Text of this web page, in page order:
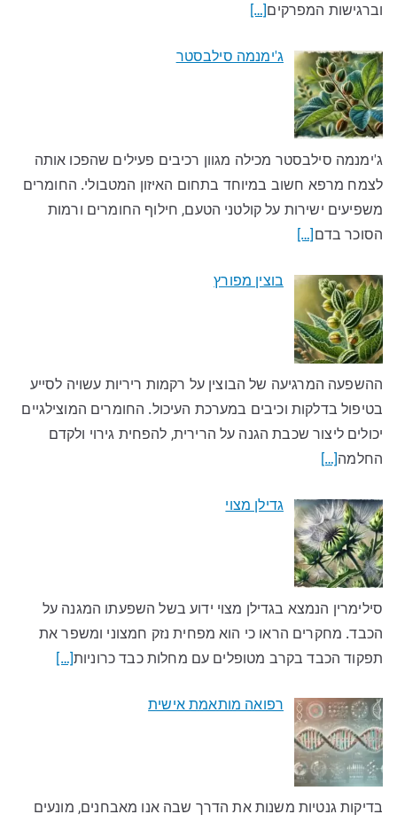
וברגישות המפרקים[…]
ג'ימנמה סילבסטר
ג'ימנמה סילבסטר מכילה מגוון רכיבים פעילים שהפכו אותה
לצמח מרפא חשוב במיוחד בתחום האיזון המטבולי. החומרים
משפיעים ישירות על קולטני הטעם, חילוף החומרים ורמות
הסוכר בדם[…]
בוצין מפורץ
ההשפעה המרגיעה של הבוצין על רקמות ריריות עשויה לסייע
בטיפול בדלקות וכיבים במערכת העיכול. החומרים המוצילגיים
יכולים ליצור שכבת הגנה על הרירית, להפחית גירוי ולקדם
החלמה[…]
גדילן מצוי
סילימרין הנמצא בגדילן מצוי ידוע בשל השפעתו המגנה על
הכבד. מחקרים הראו כי הוא מפחית נזק חמצוני ומשפר את
תפקוד הכבד בקרב מטופלים עם מחלות כבד כרוניות[…]
רפואה מותאמת אישית
בדיקות גנטיות משנות את הדרך שבה אנו מאבחנים, מונעים